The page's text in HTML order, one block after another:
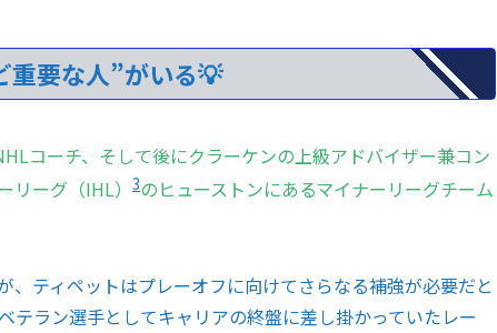
重要な人”がいる💡
コーチ、そして後にクラーケンの上級アドバイザー兼コン
ーグ（IHL） 3のヒューストンにあるマイナーリーグチーム
ティペットはプレーオフに向けてさらなる補強が必要だと
ラン選手としてキャリアの終盤に差し掛かっていたレー